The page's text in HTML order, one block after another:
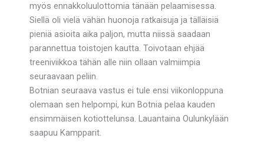
myös ennakkoluulottomia tänään pelaamisessa.
Siellä oli vielä vähän huonoja ratkaisuja ja tälläisiä
pieniä asioita aika paljon, mutta niissä saadaan
parannettua toistojen kautta. Toivotaan ehjää
treeniviikkoa tähän alle niin ollaan valmiimpia
seuraavaan peliin.
Botnian seuraava vastus ei tule ensi viikonloppuna
olemaan sen helpompi, kun Botnia pelaa kauden
ensimmäisen kotiottelunsa. Lauantaina Oulunkylään
saapuu Kampparit.